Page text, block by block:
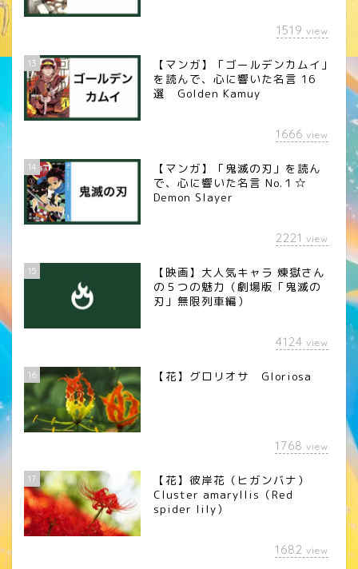
1519 view
13
【マンガ】「ゴールデンカムイ」
を読んで、心に響いた名言 16
選 Golden Kamuy
1666 view
14
【マンガ】「鬼滅の刃」を読ん
で、心に響いた名言 No.１☆
Demon Slayer
2221 view
15
【映画】大人気キャラ 煉󠄁獄さん
の５つの魅力（劇場版「鬼滅の
刃」無限列車編）
4124 view
16 【花】グロリオサ Gloriosa
1768 view
17
【花】彼岸花（ヒガンバナ）
Cluster amaryllis（Red
spider lily）
1682 view